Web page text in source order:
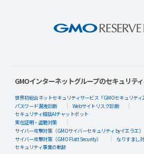
GMOインターネットグループのセキュリテ
世界初総合ネットセキュリティサービス「GMOセキュリティ
パスワード漏洩診断
Webサイトリスク診断
セキュリティ相談AIチャットボット
実在証明・盗聴対策
サイバー攻撃対策（GMOサイバーセキュリティ byイエラエ）
サイバー攻撃対策（GMO Flatt Security）
なりすまし
セキュリティ事業の軌跡